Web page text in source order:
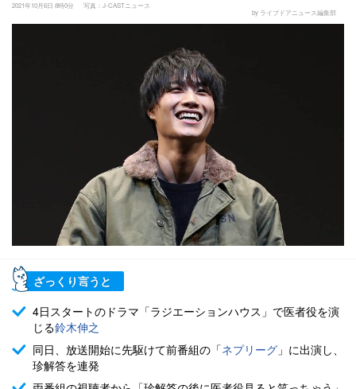
2021年10月6日 8時0分
写真：J-CASTニュース
by ライブドアニュース編集部
ざっくり言うと
4日スタートのドラマ「ラジエーションハウス」で医者役を演
じる鈴木伸之
同日、放送開始に先駆けて前番組の「ネプリーグ 」に出演し、
珍解答を連発